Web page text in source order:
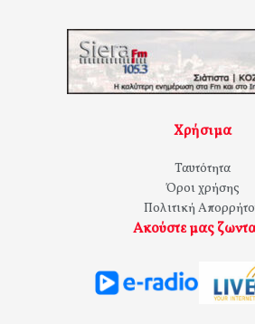
Χρήσιμα
Ταυτότητα
Όροι χρήσης
Πολιτική
Ακούστε μας